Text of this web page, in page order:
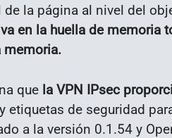
la página al nivel del
en la huella de memoria
memoria.
que la VPN IPsec
y etiquetas de seguridad
a la versión 0.1.54 y